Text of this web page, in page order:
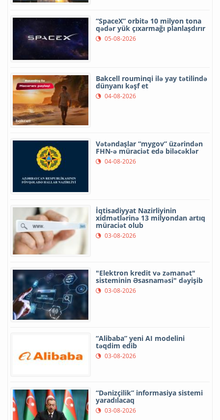
“SpaceX” orbitə 10 milyon tona
qədər yük çıxarmağı planlaşdırır
05-08-2026
Bakcell rouminqi ilə yay tətilində
dünyanı kəşf et
04-08-2026
Vətəndaşlar “mygov” üzərindən
FHN-ə müraciət edə biləcəklər
04-08-2026
İqtisadiyyat Nazirliyinin
xidmətlərinə 13 milyondan artıq
müraciət olub
03-08-2026
"Elektron kredit və zəmanət"
sisteminin Əsasnaməsi" dəyişib
03-08-2026
“Alibaba” yeni AI modelini
təqdim edib
03-08-2026
“Dənizçilik” informasiya sistemi
yaradılacaq
03-08-2026